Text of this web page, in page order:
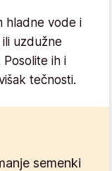
hladne vode i
uzdužne
ih i
tečnosti.
semenki